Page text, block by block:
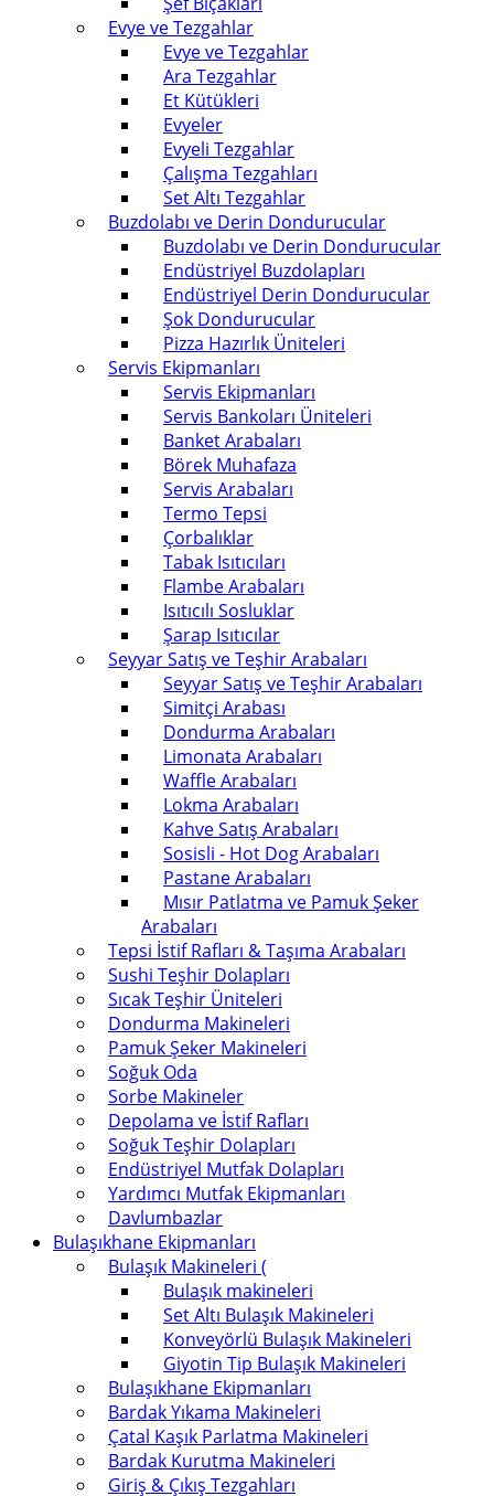
Evye ve Tezgahlar
Evye ve Tezgahlar
Ara Tezgahlar
Et Kütükleri
Evyeler
Evyeli Tezgahlar
Çalışma Tezgahları
Set Altı Tezgahlar
Buzdolabı ve Derin Dondurucular
Buzdolabı ve Derin Dondurucular
Endüstriyel Buzdolapları
Endüstriyel Derin Dondurucular
Şok Dondurucular
Pizza Hazırlık Üniteleri
Servis Ekipmanları
Servis Ekipmanları
Servis Bankoları Üniteleri
Banket Arabaları
Börek Muhafaza
Servis Arabaları
Termo Tepsi
Çorbalıklar
Tabak Isıtıcıları
Flambe Arabaları
Isıtıcılı Sosluklar
Şarap Isıtıcılar
Seyyar Satış ve Teşhir Arabaları
Seyyar Satış ve Teşhir Arabaları
Simitçi Arabası
Dondurma Arabaları
Limonata Arabaları
Waffle Arabaları
Lokma Arabaları
Kahve Satış Arabaları
Sosisli - Hot Dog Arabaları
Pastane Arabaları
Mısır Patlatma ve Pamuk Şeker
Arabaları
Tepsi İstif Rafları & Taşıma Arabaları
Sushi Teşhir Dolapları
Sıcak Teşhir Üniteleri
Dondurma Makineleri
Pamuk Şeker Makineleri
Soğuk Oda
Sorbe Makineler
Depolama ve İstif Rafları
Soğuk Teşhir Dolapları
Endüstriyel Mutfak Dolapları
Yardımcı Mutfak Ekipmanları
Davlumbazlar
Bulaşıkhane Ekipmanları
Bulaşık Makineleri (
Bulaşık makineleri
Set Altı Bulaşık Makineleri
Konveyörlü Bulaşık Makineleri
Giyotin Tip Bulaşık Makineleri
Bulaşıkhane Ekipmanları
Bardak Yıkama Makineleri
Çatal Kaşık Parlatma Makineleri
Bardak Kurutma Makineleri
Giriş & Çıkış Tezgahları